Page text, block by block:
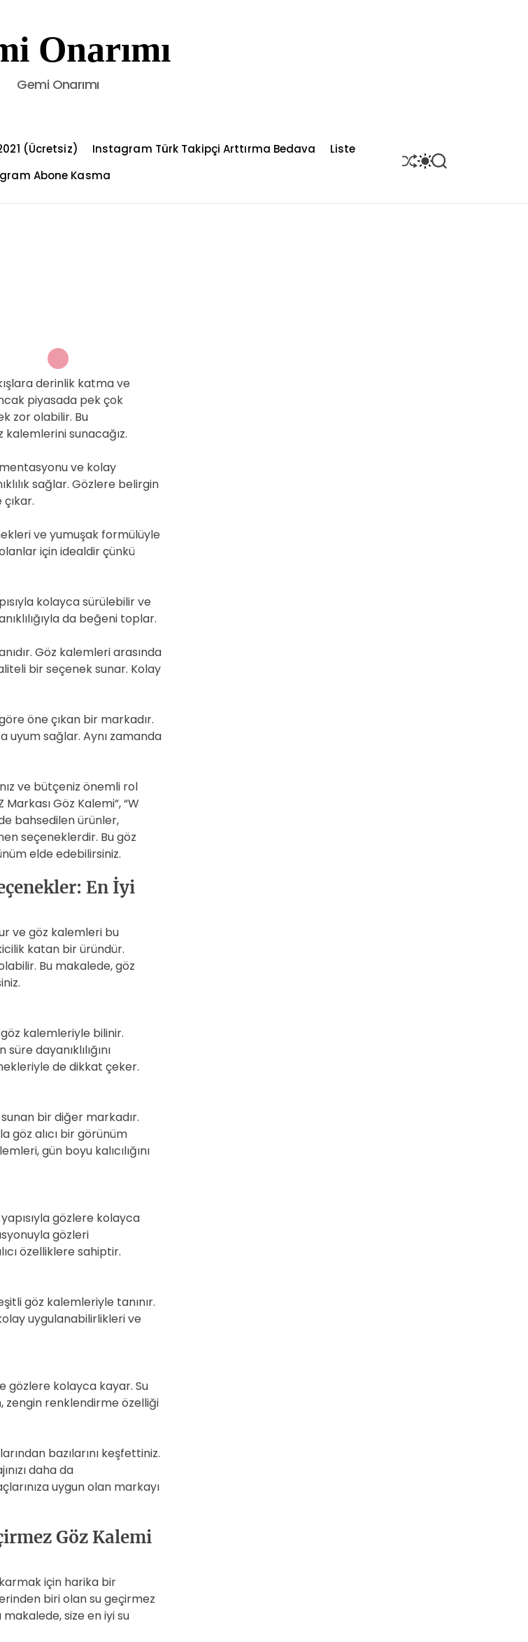
Onarımı
Gemi Onarımı
(Ücretsiz) Instagram Türk Takipçi Arttırma Bedava
Liste
Abone Kasma
S
H
S
W
S
E
derinlik katma ve
piyasada pek çok
zor olabilir. Bu
sunacağız.
ve kolay
sağlar. Gözlere belirgin
ve yumuşak formülüyle
için idealdir çünkü
kolayca sürülebilir ve
da beğeni toplar.
Göz kalemleri arasında
bir seçenek sunar. Kolay
öne çıkan bir markadır.
uyum sağlar. Aynı zamanda
ve bütçeniz önemli rol
Markası Göz Kalemi”, “W
bahsedilen ürünler,
seçeneklerdir. Bu göz
elde edebilirsiniz.
En İyi
ve göz kalemleri bu
katan bir üründür.
Bu makalede, göz
kalemleriyle bilinir.
dayanıklılığını
de dikkat çeker.
bir diğer markadır.
göz alıcı bir görünüm
gün boyu kalıcılığını
gözlere kolayca
gözleri
özelliklere sahiptir.
göz kalemleriyle tanınır.
uygulanabilirlikleri ve
gözlere kolayca kayar. Su
zengin renklendirme özelliği
bazılarını keşfettiniz.
daha da
uygun olan markayı
Göz Kalemi
için harika bir
biri olan su geçirmez
makalede, size en iyi su